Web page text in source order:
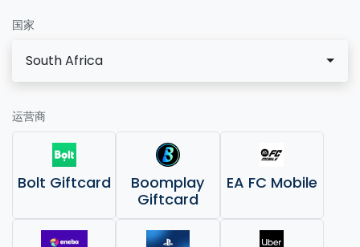
国家
South Africa
运营商
Bolt Giftcard
Boomplay
Giftcard
EA FC Mobile